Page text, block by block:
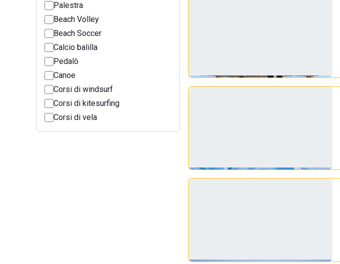
Palestra
Beach Volley
Beach Soccer
Calcio balilla
Pedalò
Canoe
Corsi di windsurf
Corsi di kitesurfing
Corsi di vela